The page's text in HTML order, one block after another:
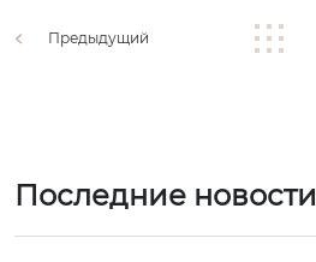
Предыдущий
Последние новости